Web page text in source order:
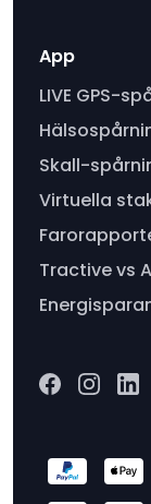
App
LIVE GPS-
Skall-
Virtuella
Tractive vs